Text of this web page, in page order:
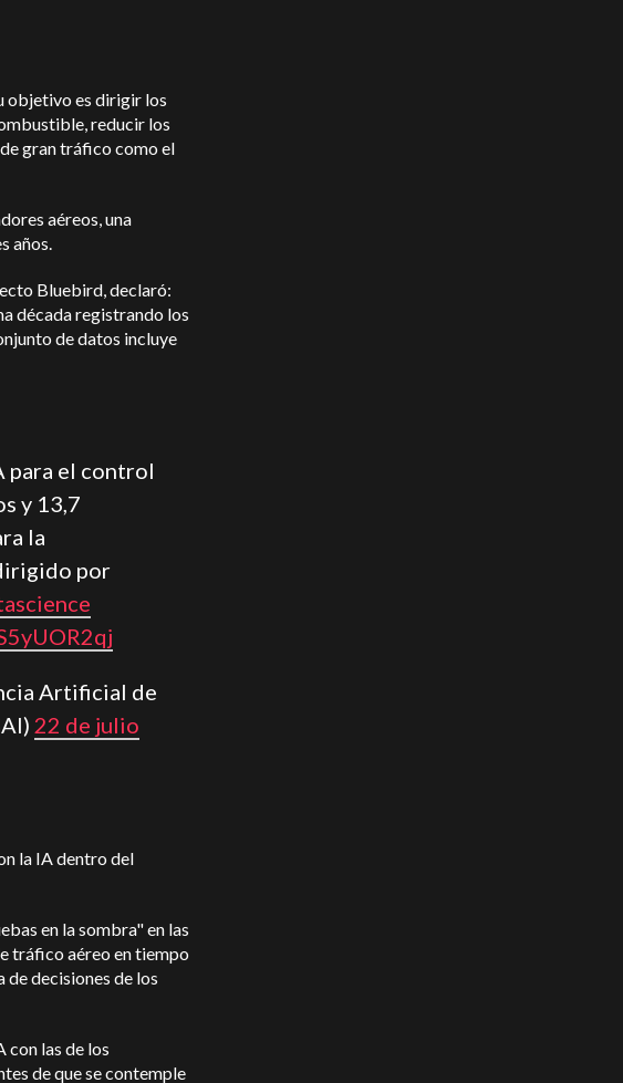
objetivo es dirigir los
reducir los
gran tráfico como el
aéreos, una
años.
Bluebird, declaró:
década registrando los
de datos incluye
para el control
y 13,7
la
por
Artificial de
22 de julio
la IA dentro del
en la sombra" en las
tráfico aéreo en tiempo
decisiones de los
con las de los
de que se contemple